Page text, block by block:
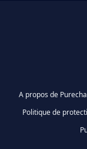
A propos de
Politique de